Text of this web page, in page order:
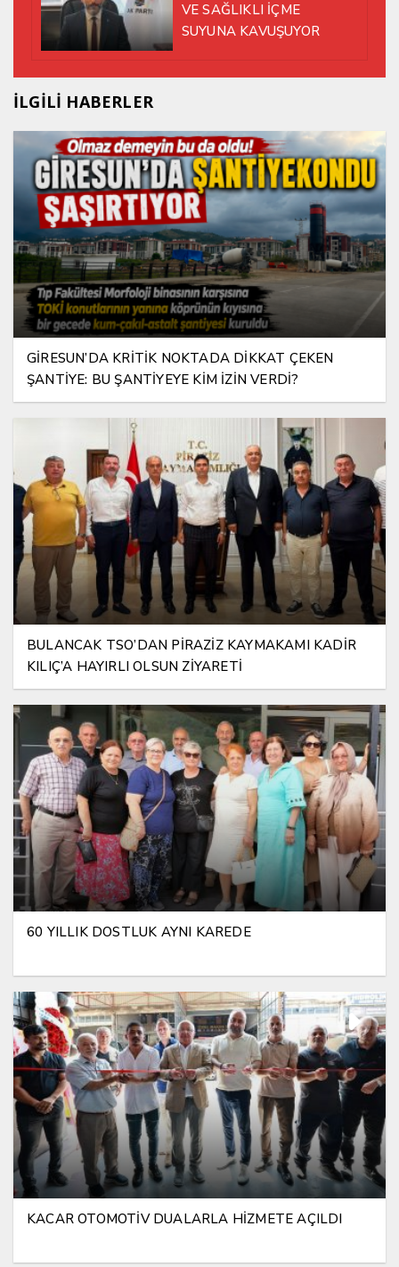
VE SAĞLIKLI İÇME
SUYUNA KAVUŞUYOR
İLGİLİ HABERLER
GİRESUN’DA KRİTİK NOKTADA DİKKAT ÇEKEN
ŞANTİYE: BU ŞANTİYEYE KİM İZİN VERDİ?
BULANCAK TSO’DAN PİRAZİZ KAYMAKAMI KADİR
KILIÇ’A HAYIRLI OLSUN ZİYARETİ
60 YILLIK DOSTLUK AYNI KAREDE
KACAR OTOMOTİV DUALARLA HİZMETE AÇILDI